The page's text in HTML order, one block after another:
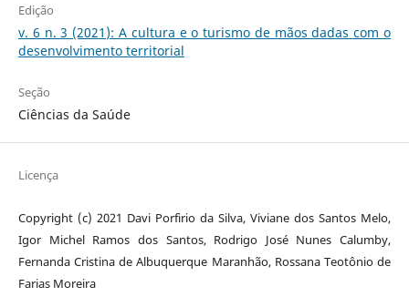
Edição
v. 6 n. 3 (2021): A cultura e o turismo de mãos dadas com o
desenvolvimento territorial
Seção
Ciências da Saúde
Licença
Copyright (c) 2021 Davi Porfirio da Silva, Viviane dos Santos Melo,
Igor Michel Ramos dos Santos, Rodrigo José Nunes Calumby,
Fernanda Cristina de Albuquerque Maranhão, Rossana Teotônio de
Farias Moreira